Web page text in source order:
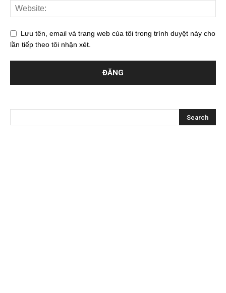
Lưu tên, email và trang web của tôi trong trình duyệt này cho
lần tiếp theo tôi nhận xét.